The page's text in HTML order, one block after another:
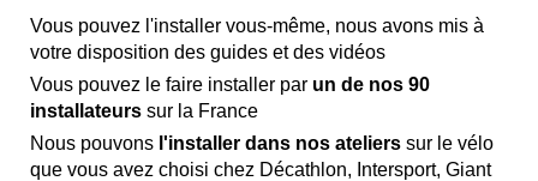
Vous pouvez l'installer vous-même, nous avons mis à
votre disposition des guides et des vidéos
Vous pouvez le faire installer par un de nos 90
installateurs sur la France
Nous pouvons l'installer dans nos ateliers sur le vélo
que vous avez choisi chez Décathlon, Intersport, Giant